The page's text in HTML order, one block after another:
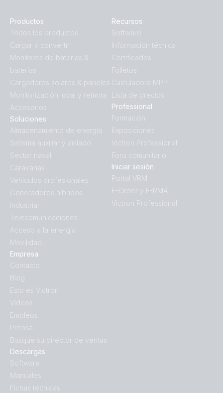
Productos
Todos los productos
Cargar y convertir
Monitores de baterías &
baterías
Cargadores solares & paneles
Monitorización local y remota
Accesorios
Descargas
Software
Manuales
Fichas técnicas
Soluciones
Almacenamiento de energía
Sistema auxiliar y aislado
Sector naval
Caravanas
Vehículos profesionales
Generadores híbridos
Industrial
Telecomunicaciones
Acceso a la energía
Movilidad
Empresa
Contacto
Blog
Esto es Victron
Vídeos
Empleos
Prensa
Busque su director de ventas
Recursos
Software
Información técnica
Certificados
Folletos
Calculadora MPPT
Lista de precios
Professional
Formación
Exposiciones
Victron Professional
Foro comunitario
Iniciar sesión
Portal VRM
E-Order y E-RMA
Victron Professional